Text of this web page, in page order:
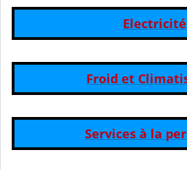
Electricité
Froid et
Services à la